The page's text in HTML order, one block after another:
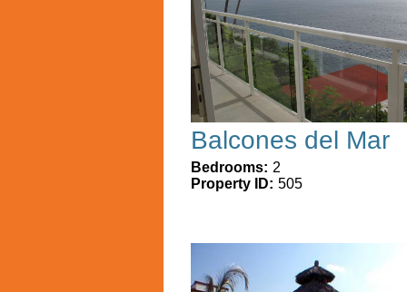
Balcones del Mar
Bedrooms: 2
Property ID: 505